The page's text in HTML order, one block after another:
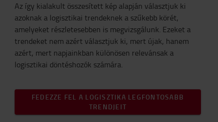
Az így kialakult összesített kép alapján választjuk ki
azoknak a logisztikai trendeknek a szűkebb körét,
amelyeket részletesebben is megvizsgálunk. Ezeket a
trendeket nem azért választjuk ki, mert újak, hanem
azért, mert napjainkban különösen relevánsak a
logisztikai döntéshozók számára.
FEDEZZE FEL A LOGISZTIKA LEGFONTOSABB
TRENDJEIT